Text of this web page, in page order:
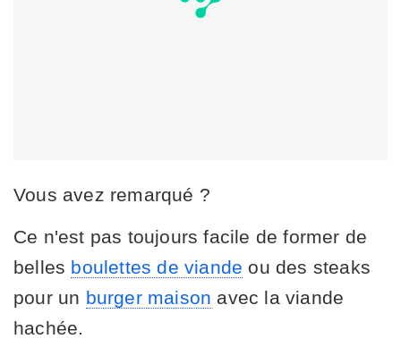
Vous avez remarqué ?
Ce n'est pas toujours facile de former de
belles boulettes de viande ou des steaks
pour un burger maison avec la viande
hachée.